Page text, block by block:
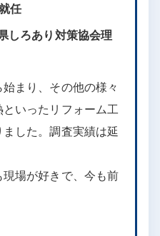
任
しろあり対策協会理
まり、その他の様々
いったリフォーム工
した。調査実績は延
場が好きで、今も前